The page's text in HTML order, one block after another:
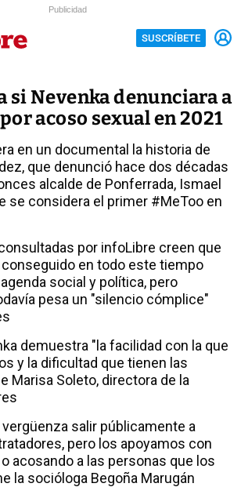
Publicidad
SUSCRÍBETE
si Nevenka denunciara a
acoso sexual en 2021
en un documental la historia de
que denunció hace dos décadas
alcalde de Ponferrada, Ismael
se considera el primer #MeToo en
por infoLibre creen que
en todo este tiempo
social y política, pero
pesa un "silencio cómplice"
demuestra "la facilidad con la que
y la dificultad que tienen las
Marisa Soleto, directora de la
vergüenza salir públicamente a
pero los apoyamos con
acosando a las personas que los
la socióloga Begoña Marugán